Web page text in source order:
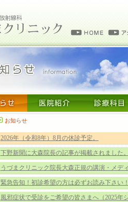
お知らせ
2026年（令和8年）8月の休診予定。
下野新聞に大森院長の記事が掲載されました
うづまクリニック院長大森正規の講演・メデ
緊急告知！初診希望の方は必ずお読み下さい
風邪症状で受診をご希望の皆さまへ（2025年